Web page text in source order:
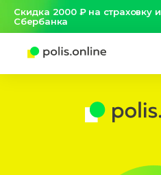
Скидка 2000 ₽ на страховку
Сбербанка